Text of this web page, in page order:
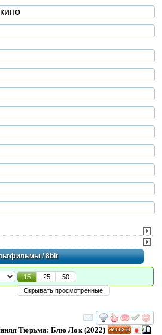
/ 8bit
15 25
50
Скрывать просмотренные
смотреть
Тюрьма: Блю Лок (2022)